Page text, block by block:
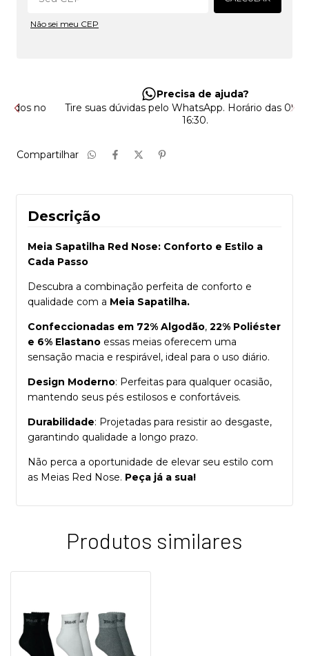
Não sei meu CEP
Precisa de ajuda?
Tire suas dúvidas pelo WhatsApp. Horário das 09:00 às
Compartilhar
Descrição
Meia Sapatilha Red Nose: Conforto e Estilo a
Cada Passo
Descubra a combinação perfeita de conforto e
qualidade com a Meia Sapatilha.
Confeccionadas em 72% Algodão, 22% Poliéster
e 6% Elastano essas meias oferecem uma
sensação macia e respirável, ideal para o uso diário.
Design Moderno: Perfeitas para qualquer ocasião,
mantendo seus pés estilosos e confortáveis.
Durabilidade: Projetadas para resistir ao desgaste,
garantindo qualidade a longo prazo.
Não perca a oportunidade de elevar seu estilo com
as Meias Red Nose. Peça já a sua!
Produtos similares